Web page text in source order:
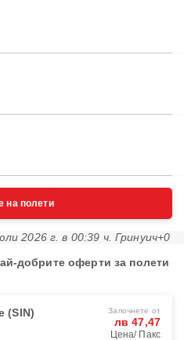
на полети
2026 г. в 00:39 ч. Гринуич+0
добрите оферти за полети
(SIN) Започнете от
лв 47,47
Цена/ Пакс